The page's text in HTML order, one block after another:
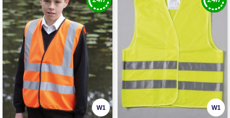
W1 W1